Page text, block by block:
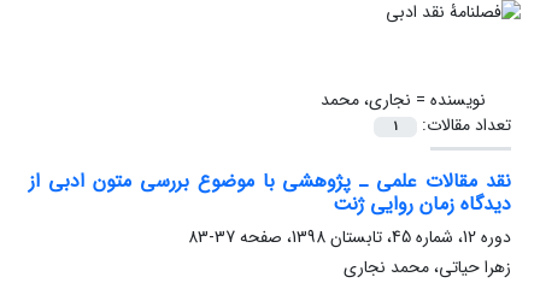
نویسنده = نجاری، محمد
تعداد مقالات:
1
نقد مقالات علمی ـ پژوهشی با موضوع بررسی متون ادبی از
دیدگاه زمان روایی ژنت
دوره 12، شماره 45، تابستان 1398، صفحه
37-83
زهرا حیاتی، محمد نجاری